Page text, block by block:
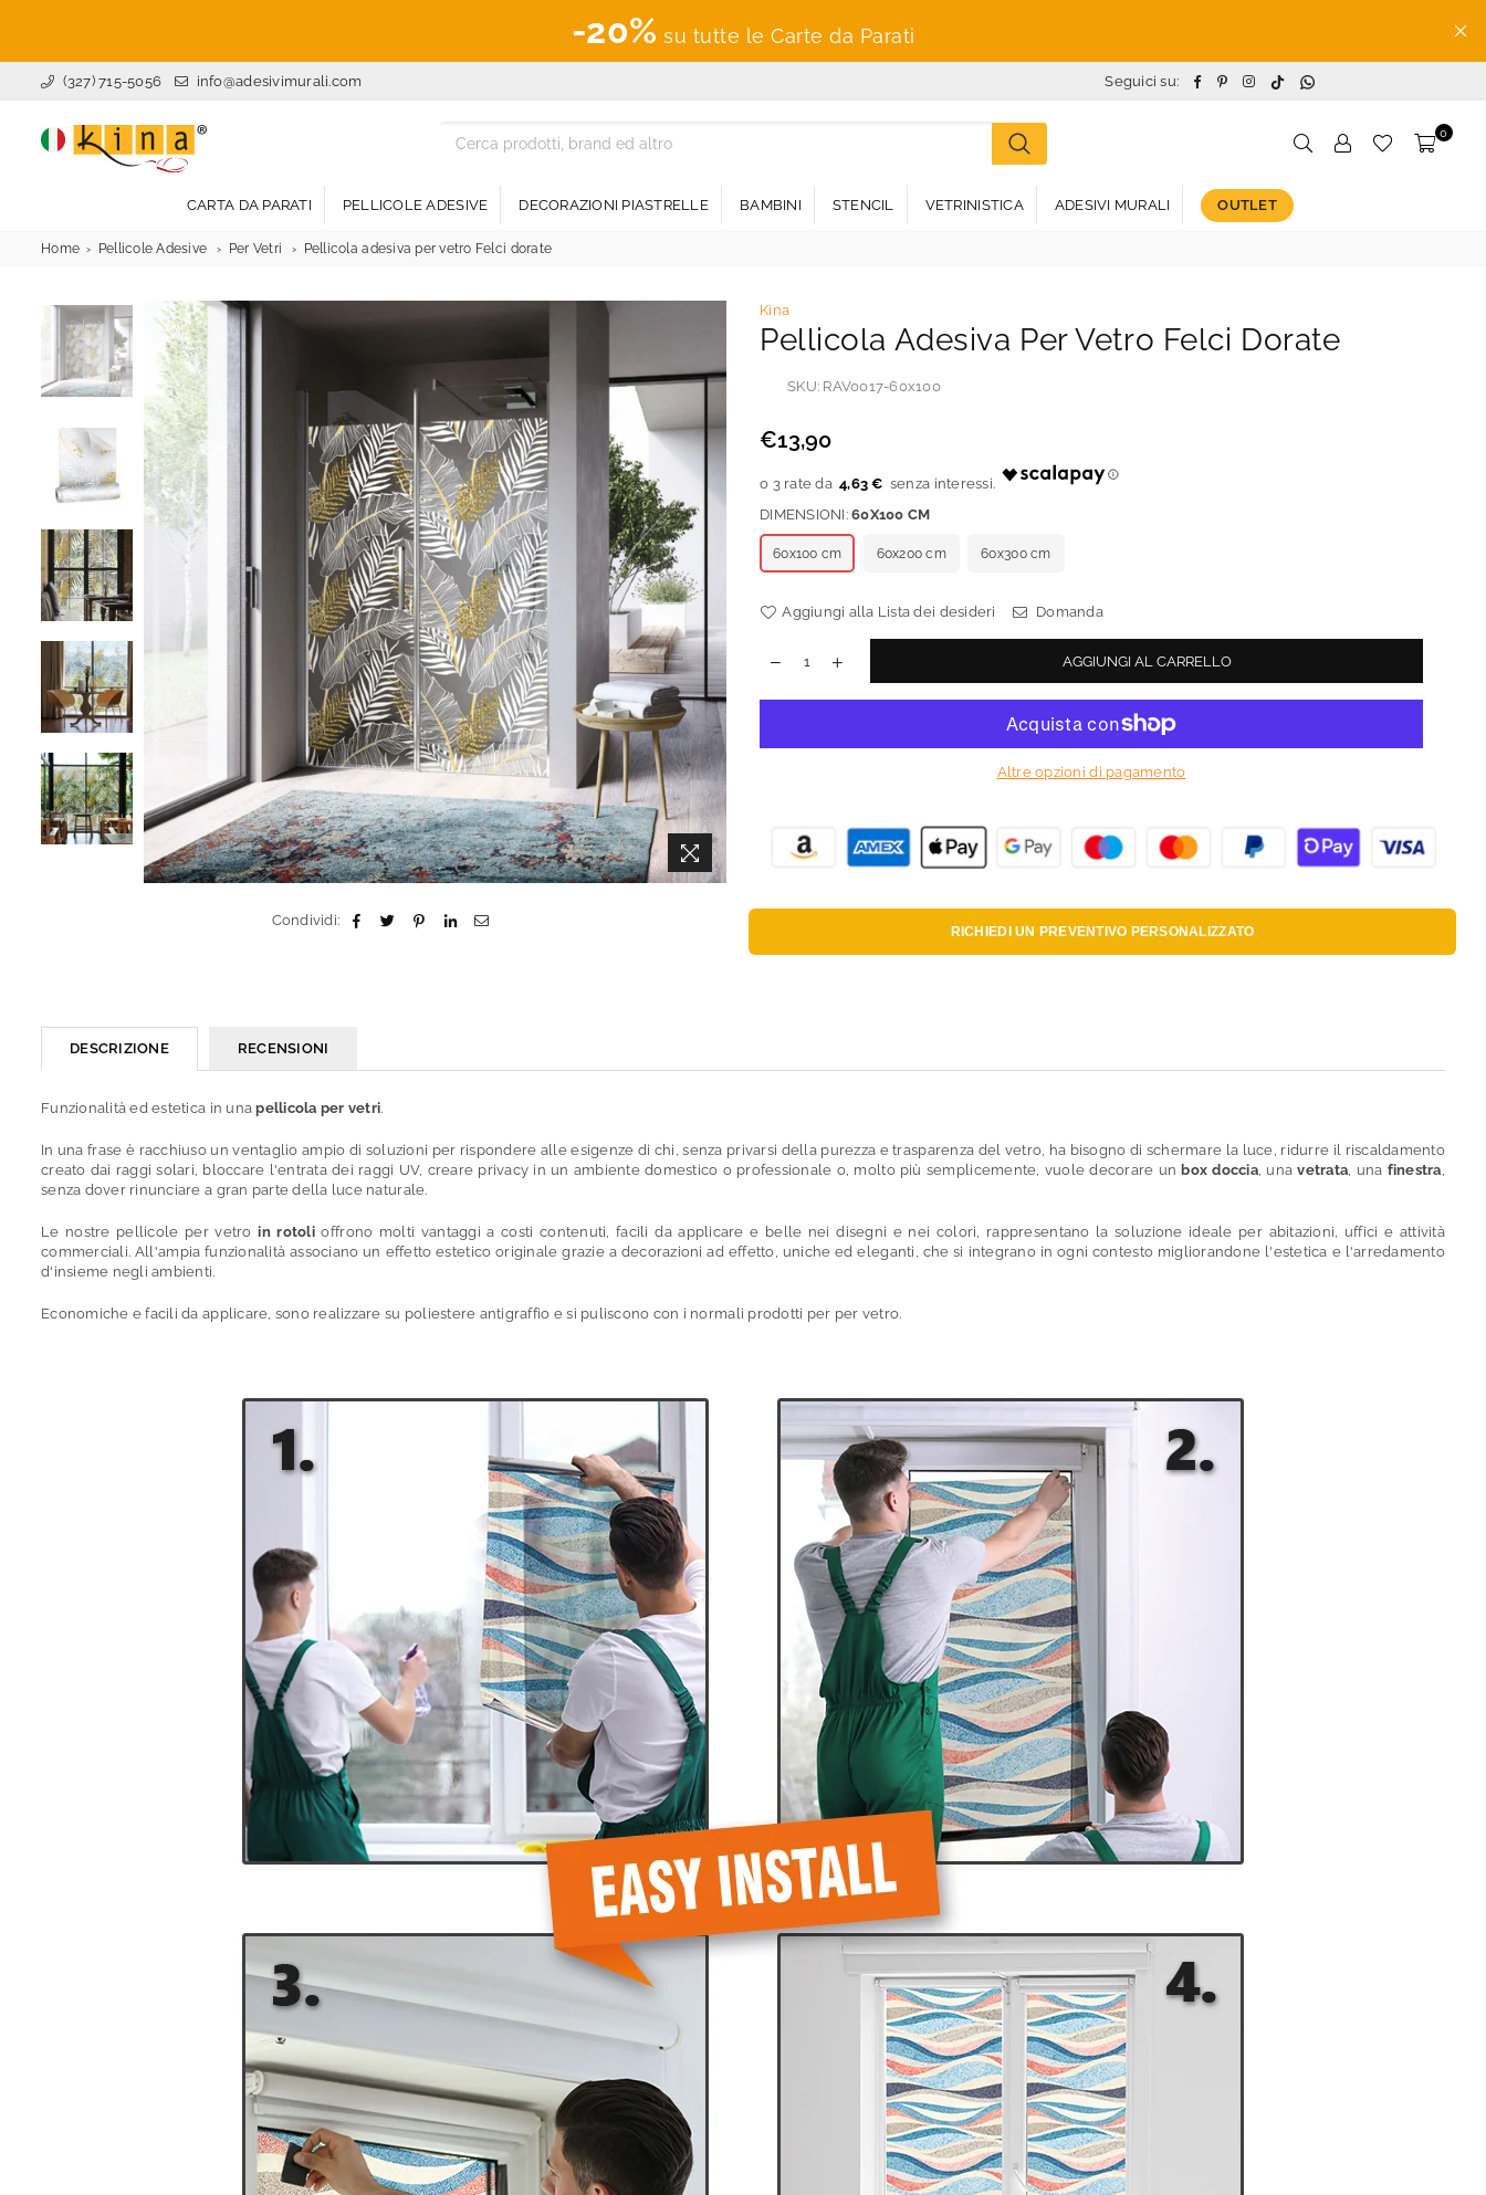
-20% su tutte le Carte da Parati
(327) 715-5056 info@adesivimurali.com Seguici su: Facebook
PinterestInstagram
TikTokWhatsapp
0
CARTA DA PARATI PELLICOLE ADESIVE DECORAZIONI PIASTRELLE BAMBINI STENCIL VETRINISTICA ADESIVI MURALI OUTLET
Home Pellicole Adesive Per Vetri Pellicola adesiva per vetro Felci dorate
Condividi:
Kina
Pellicola Adesiva Per Vetro Felci Dorate
SKU: RAV0017-60x100
Prezzo
€13,90
4,63 €
DIMENSIONI:60X100 CM
60x100 cm 60x200 cm 60x300 cm
Aggiungi alla Lista dei desideri Domanda
AGGIUNGI AL CARRELLO
Altre opzioni di pagamento
RICHIEDI UN PREVENTIVO PERSONALIZZATO
DESCRIZIONE RECENSIONI
Funzionalità ed estetica in unapellicola per vetri.
In una frase è racchiuso un ventaglio ampio di soluzioni per rispondere alle esigenze di chi, senza privarsi della purezza e trasparenza del vetro, ha bisogno di schermare la luce, ridurre il riscaldamento
creato dai raggi solari, bloccare l'entrata dei raggi UV, creare privacy in un ambiente domestico o professionale o, molto più semplicemente, vuole decorare un box doccia, unavetrata , una finestra
senza dover rinunciare a gran parte della luce naturale.
Le nostre pellicole per vetroin rotolioffrono molti vantaggi a costi contenuti, facili da applicare e belle nei disegni e nei colori, rappresentano la soluzione ideale per abitazioni, uffici e attività
commerciali. All'ampia funzionalità associano un effetto estetico originale grazie a decorazioni ad effetto, uniche ed eleganti, che si integrano in ogni contesto migliorandone l'estetica e l'arredamento
d'insieme negli ambienti.
Economiche e facili da applicare, sono realizzare su poliestere antigraffio e si puliscono con i normali prodotti per per vetro.